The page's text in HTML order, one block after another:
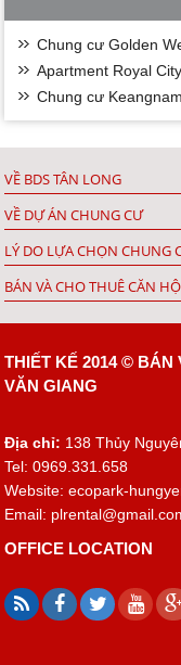
Chung cư Golden
Apartment Royal City
Chung cư Keangnam
VỀ BDS TÂN LONG
VỀ DỰ ÁN CHUNG CƯ
LÝ DO LỰA CHỌN CHUNG
BÁN VÀ CHO THUÊ CĂN
THIẾT KẾ 2014 © BÁN
VĂN GIANG
Địa chỉ: 138 Thủy
Tel: 0969.331.658
Website: ecopark-
Email:
OFFICE LOCATION